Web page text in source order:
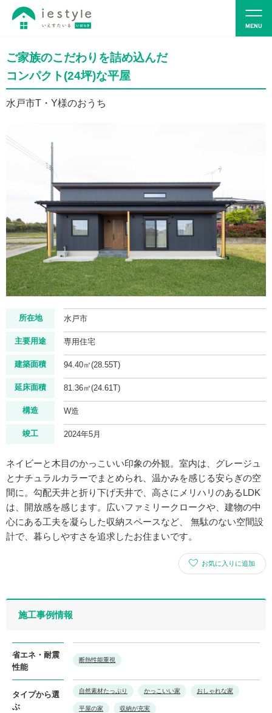
ご家族のこだわりを詰め込んだ
コンパクト(24坪)な平屋
水戸市T・Y様のおうち
所在地 水戸市
主要用途 専用住宅
建築面積 94.40㎡(28.55T)
延床面積 81.36㎡(24.61T)
構造 W造
竣工 2024年5月
ネイビーと木目のかっこいい印象の外観。室内は、グレージュ
とナチュラルカラーでまとめられ、温かみを感じる安らぎの空
間に。勾配天井と折り下げ天井で、高さにメリハリのあるLDK
は、開放感を感じます。広いファミリークロークや、建物の中
心にある工夫を凝らした収納スペースなど、 無駄のない空間設
計で、暮らしやすさを追求したお住まいです。
お気に入りに追加
施工事例情報
省エネ・耐震
性能
断熱性能重視
タイプから選
ぶ
自然素材たっぷり かっこいい家 おしゃれな家
平屋の家 収納が充実